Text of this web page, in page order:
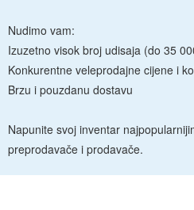
Nudimo vam:
Izuzetno visok broj udisaja (do 35
Konkurentne veleprodajne cijene i
Brzu i pouzdanu dostavu
Napunite svoj inventar
preprodavače i prodavače.